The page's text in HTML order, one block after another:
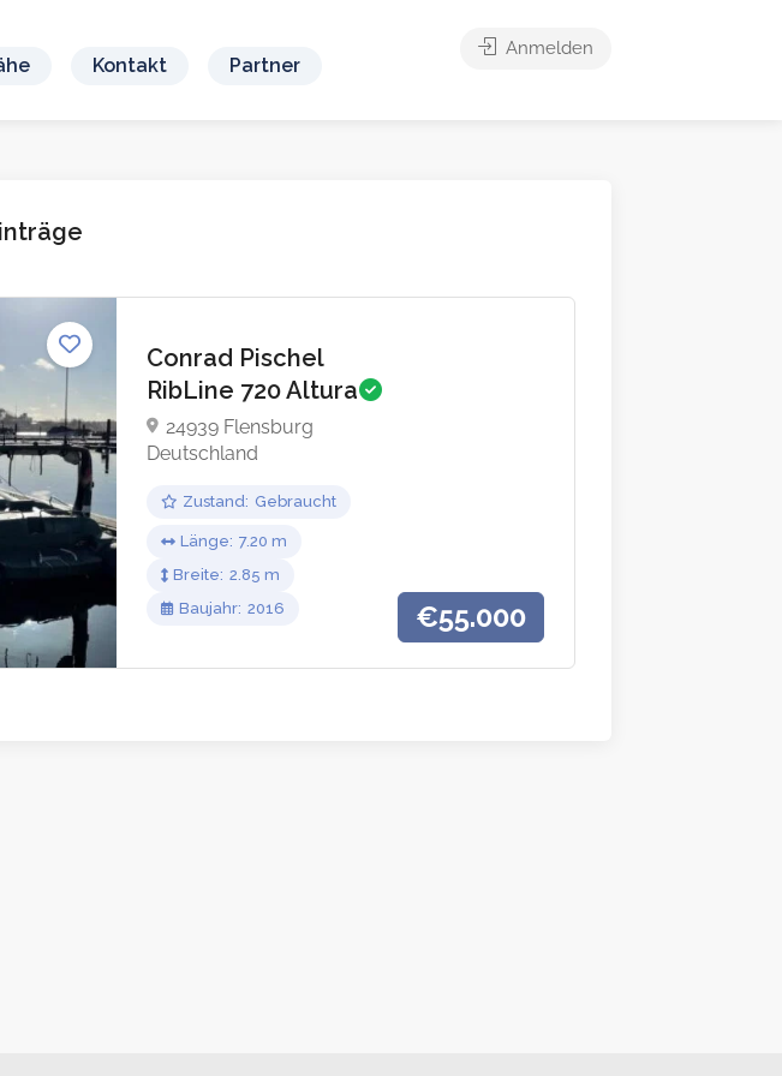
Kontakt Partner
Anmelden
Conrad Pischel
RibLine 720 Altura
24939 Flensburg
Deutschland
Gebraucht
Zustand
7.20
Länge
2.85
Breite
2016
Baujahr €55.000